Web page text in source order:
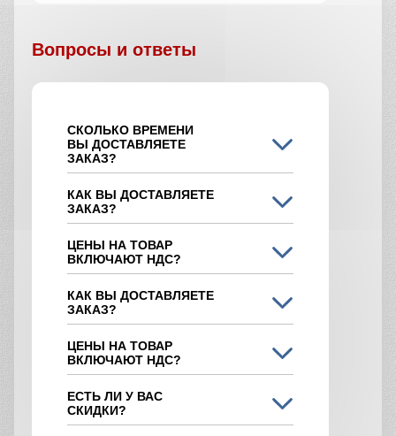
Вопросы и ответы
СКОЛЬКО ВРЕМЕНИ
ВЫ ДОСТАВЛЯЕТЕ
ЗАКАЗ?
КАК ВЫ ДОСТАВЛЯЕТЕ
ЗАКАЗ?
ЦЕНЫ НА ТОВАР
ВКЛЮЧАЮТ НДС?
КАК ВЫ ДОСТАВЛЯЕТЕ
ЗАКАЗ?
ЦЕНЫ НА ТОВАР
ВКЛЮЧАЮТ НДС?
ЕСТЬ ЛИ У ВАС
СКИДКИ?